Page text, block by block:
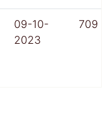
09-10-
2023
709